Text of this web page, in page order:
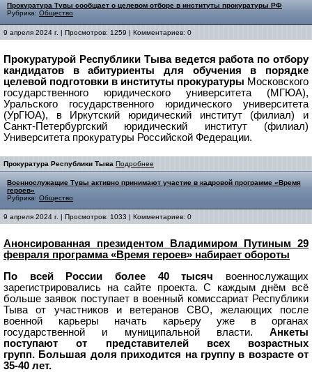
Прокуратура Тувы сообщает о целевом отборе в институты прокуратуры РФ
Рубрика: Общество
9 апреля 2024 г. | Просмотров: 1259 | Комментариев: 0
Прокуратурой Республики Тыва ведется работа по отбору
кандидатов в абитуриенты для обучения в порядке
целевой подготовки в институты прокуратуры Московского
государственного юридического университета (МГЮА),
Уральского государственного юридического университета
(УрГЮА), в Иркутский юридический институт (филиал) и
Санкт-Петербургский юридический институт (филиал)
Университета прокуратуры Российской Федерации.
Прокуратура Республики Тыва Подробнее
Военнослужащие Тувы активно принимают участие в кадровой программе «Время
героев»
Рубрика: Общество
9 апреля 2024 г. | Просмотров: 1033 | Комментариев: 0
Анонсированная президентом Владимиром Путиным 29
февраля программа «Время героев» набирает обороты
По всей России более 40 тысяч военнослужащих
зарегистрировались на сайте проекта.С каждым днём всё
больше заявок поступает в военный комиссариат Республики
Тыва от участников и ветеранов СВО, желающих после
военной карьеры начать карьеру уже в органах
государственной и муниципальной власти. Анкеты
поступают от представителей всех возрастных
групп. Большая доля приходится на группу в возрасте от
35-40 лет.